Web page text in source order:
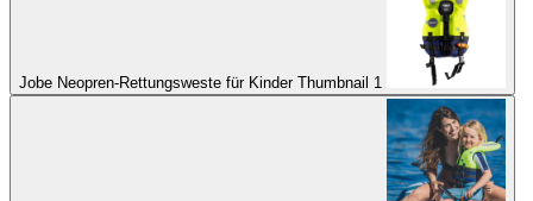
Jobe Neopren-Rettungsweste für Kinder Thumbnail 1